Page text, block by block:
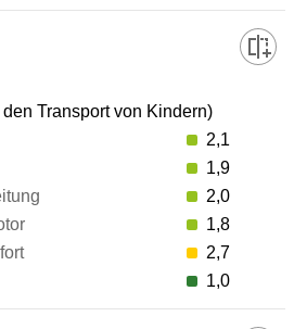
Transport von Kindern)
2,1
1,9
2,0
1,8
2,7
1,0